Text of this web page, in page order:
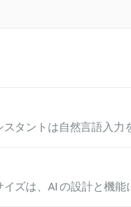
タントは自然言語入力
ズは、AI の設計と機